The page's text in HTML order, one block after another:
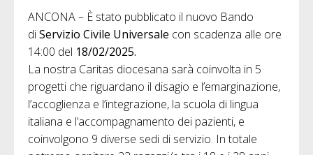
ANCONA – È stato pubblicato il nuovo Bando
diServizio Civile Universale con scadenza alle ore
14:00 del 18/02/2025.
La nostra Caritas diocesana sarà coinvolta in 5
progetti che riguardano il disagio e l’emarginazione,
l’accoglienza e l’integrazione, la scuola di lingua
italiana e l’accompagnamento dei pazienti, e
coinvolgono 9 diverse sedi di servizio. In totale